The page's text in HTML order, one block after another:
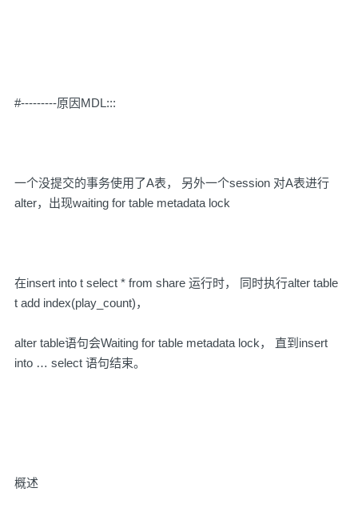
#---------原因MDL:::
一个没提交的事务使用了A表， 另外一个session 对A表进行
alter，出现waiting for table metadata lock
在insert into t select * from share 运行时， 同时执行alter table
t add index(play_count)，
alter table语句会Waiting for table metadata lock， 直到insert
into … select 语句结束。
概述